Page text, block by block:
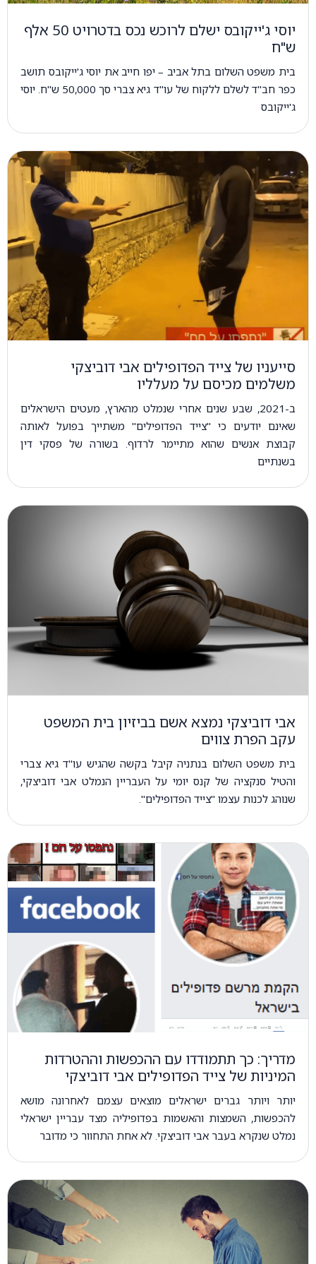
יוסי ג'ייקובס ישלם לרוכש נכס בדטרויט 50 אלף
ש"ח
בית משפט השלום בתל אביב – יפו חייב את יוסי ג'ייקובס תושב
כפר חב"ד לשלם ללקוח של עו"ד גיא צברי סך 50,000 ש"ח. יוסי
ג'ייקובס
סייעניו של צייד הפדופילים אבי דוביצקי
משלמים מכיסם על מעלליו
ב-2021, שבע שנים אחרי שנמלט מהארץ, מעטים הישראלים
שאינם יודעים כי "צייד הפדופילים" משתייך בפועל לאותה
קבוצת אנשים שהוא מתיימר לרדוף. בשורה של פסקי דין
בשנתיים
אבי דוביצקי נמצא אשם בביזיון בית המשפט
עקב הפרת צווים
בית משפט השלום בנתניה קיבל בקשה שהגיש עו"ד גיא צברי
והטיל סנקציה של קנס יומי על העבריין הנמלט אבי דוביצקי,
שנוהג לכנות עצמו "צייד הפדופילים".
מדריך: כך תתמודדו עם ההכפשות וההטרדות
המיניות של צייד הפדופילים אבי דוביצקי
יותר ויותר גברים ישראלים מוצאים עצמם לאחרונה מושא
להכפשות, השמצות והאשמות בפדופיליה מצד עבריין ישראלי
נמלט שנקרא בעבר אבי דוביצקי. לא אחת התחוור כי מדובר